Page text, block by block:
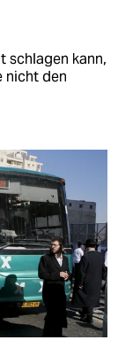
schlagen kann,
nicht den